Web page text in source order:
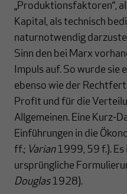
„Produktionsfaktoren“,
Kapital, als technisch
naturnotwendig
Sinn den bei Marx
Impuls auf. So wurde sie
ebenso wie der
Profit und für die
Allgemeinen. Eine Kurz-
Einführungen in die
ff.; Varian1999, 59 f.). Es
ursprüngliche
Douglas1928).